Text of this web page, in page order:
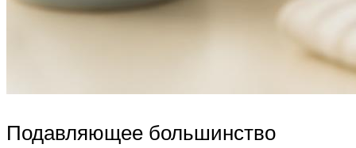
Подавляющее большинство